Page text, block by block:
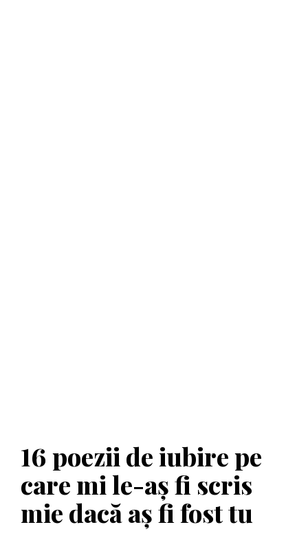
16 poezii de iubire pe
care mi le-aș fi scris
mie dacă aș fi fost tu